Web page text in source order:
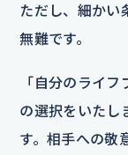
ただし、細かい
無難です。
「自分のライ
の選択をいたし
す。相手への敬